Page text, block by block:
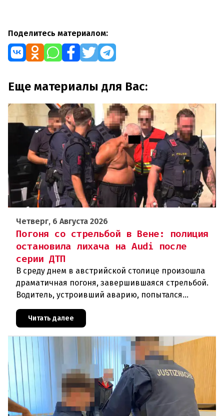
Поделитесь материалом:
Еще материалы для Вас:
Четверг, 6 Августа 2026
Погоня со стрельбой в Вене: полиция
остановила лихача на Audi после
серии ДТП
В среду днем в австрийской столице произошла
драматичная погоня, завершившаяся стрельбой.
Водитель, устроивший аварию, попытался
скрыться от полиции, спровоцировав несколько
новых столкновений.Что слу
Читать далее